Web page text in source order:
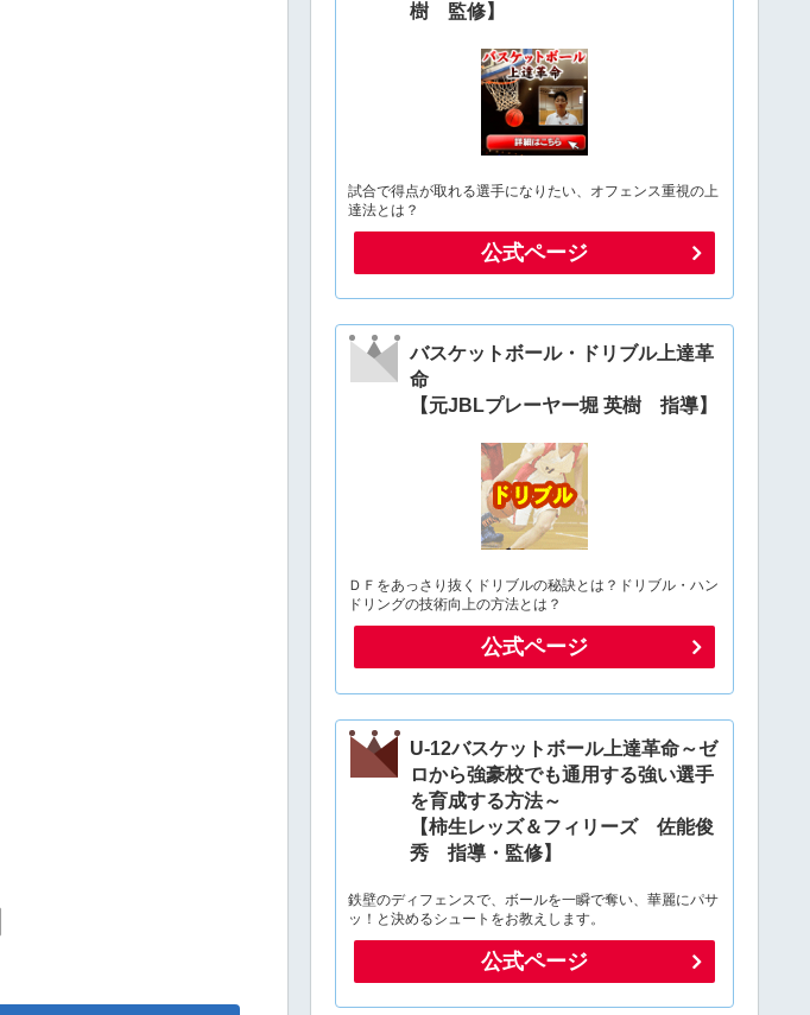
樹 監修】
試合で得点が取れる選手になりたい、オフェンス重視の上
達法とは？
公式ページ
バスケットボール・ドリブル上達革
命
【元JBLプレーヤー堀 英樹 指導】
ＤＦをあっさり抜くドリブルの秘訣とは？ドリブル・ハン
ドリングの技術向上の方法とは？
公式ページ
U-12バスケットボール上達革命～ゼ
ロから強豪校でも通用する強い選手
を育成する方法～
【柿生レッズ＆フィリーズ 佐能俊
秀 指導・監修】
鉄壁のディフェンスで、ボールを一瞬で奪い、華麗にパサ
ッ！と決めるシュートをお教えします。
公式ページ